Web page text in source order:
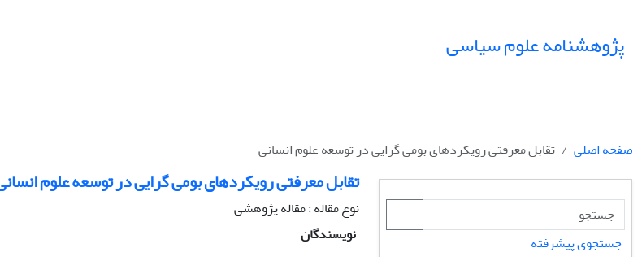
پژوهشنامه علوم سیاسی
صفحه اصلی تقابل معرفتی رویکردهای بومی گرایی در توسعه علوم انسانی
تقابل معرفتی رویکردهای بومی گرایی در توسعه علوم
نوع مقاله : مقاله پژوهشی
نویسندگان
جستجوی پیشرفته